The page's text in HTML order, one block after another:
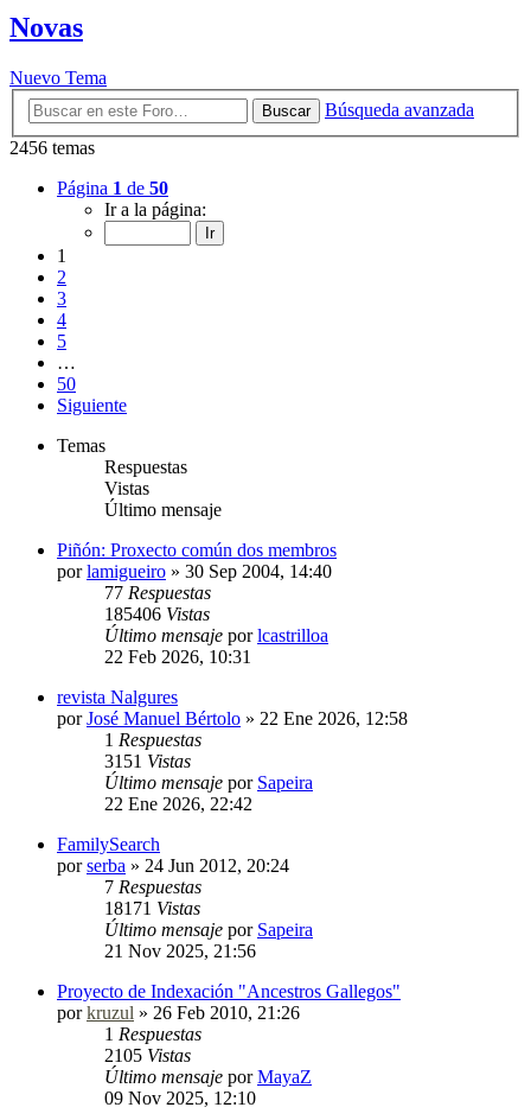
Novas
Nuevo Tema
Buscar
Búsqueda avanzada
2456 temas
Página 1 de 50
Ir a la página:
1
2
3
4
5
…
50
Siguiente
Temas
Respuestas
Vistas
Último mensaje
Piñón: Proxecto común dos membros
porlamigueiro » 30 Sep 2004, 14:40
77 Respuestas
185406 Vistas
Último mensaje porlcastrilloa
22 Feb 2026, 10:31
revista Nalgures
porJosé Manuel Bértolo » 22 Ene 2026, 12:58
1 Respuestas
3151 Vistas
Último mensaje por Sapeira
22 Ene 2026, 22:42
FamilySearch
porserba » 24 Jun 2012, 20:24
7 Respuestas
18171 Vistas
Último mensaje por Sapeira
21 Nov 2025, 21:56
Proyecto de Indexación "Ancestros Gallegos"
porkruzul » 26 Feb 2010, 21:26
1 Respuestas
2105 Vistas
Último mensaje porMayaZ
09 Nov 2025, 12:10